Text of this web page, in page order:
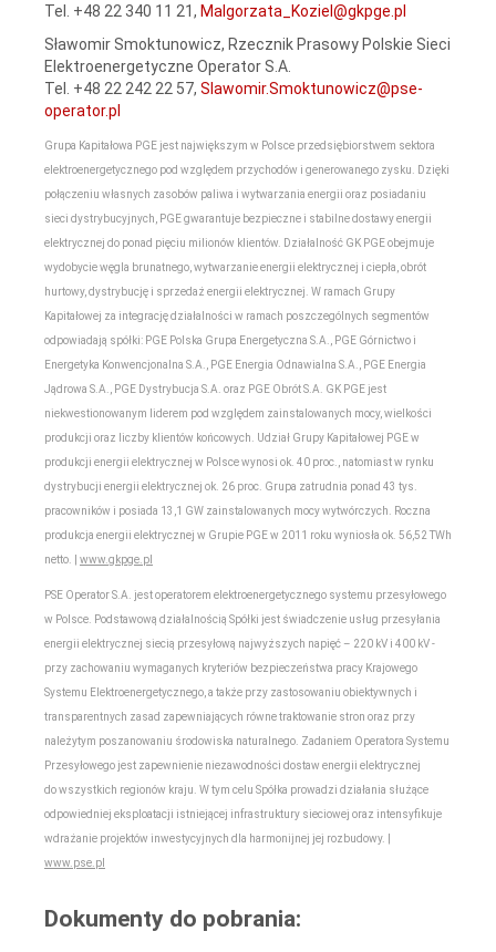
Tel. +48 22 340 11 21, Malgorzata_Koziel@gkpge.pl
Sławomir Smoktunowicz, Rzecznik Prasowy Polskie Sieci
Elektroenergetyczne Operator S.A.
Tel. +48 22 242 22 57, Slawomir.Smoktunowicz@pse-
operator.pl
Grupa Kapitałowa PGE jest największym w Polsce przedsiębiorstwem sektora
elektroenergetycznego pod względem przychodów i generowanego zysku. Dzięki
połączeniu własnych zasobów paliwa i wytwarzania energii oraz posiadaniu
sieci dystrybucyjnych, PGE gwarantuje bezpieczne i stabilne dostawy energii
elektrycznej do ponad pięciu milionów klientów. Działalność GK PGE obejmuje
wydobycie węgla brunatnego, wytwarzanie energii elektrycznej i ciepła, obrót
hurtowy, dystrybucję i sprzedaż energii elektrycznej. W ramach Grupy
Kapitałowej za integrację działalności w ramach poszczególnych segmentów
odpowiadają spółki: PGE Polska Grupa Energetyczna S.A., PGE Górnictwo i
Energetyka Konwencjonalna S.A., PGE Energia Odnawialna S.A., PGE Energia
Jądrowa S.A., PGE Dystrybucja S.A. oraz PGE Obrót S.A. GK PGE jest
niekwestionowanym liderem pod względem zainstalowanych mocy, wielkości
produkcji oraz liczby klientów końcowych. Udział Grupy Kapitałowej PGE w
produkcji energii elektrycznej w Polsce wynosi ok. 40 proc., natomiast w rynku
dystrybucji energii elektrycznej ok. 26 proc. Grupa zatrudnia ponad 43 tys.
pracowników i posiada 13,1 GW zainstalowanych mocy wytwórczych. Roczna
produkcja energii elektrycznej w Grupie PGE w 2011 roku wyniosła ok. 56,52 TWh
netto. | www.gkpge.pl
PSE Operator S.A. jest operatorem elektroenergetycznego systemu przesyłowego
w Polsce. Podstawową działalnością Spółki jest świadczenie usług przesyłania
energii elektrycznej siecią przesyłową najwyższych napięć – 220 kV i 400 kV -
przy zachowaniu wymaganych kryteriów bezpieczeństwa pracy Krajowego
Systemu Elektroenergetycznego, a także przy zastosowaniu obiektywnych i
transparentnych zasad zapewniających równe traktowanie stron oraz przy
należytym poszanowaniu środowiska naturalnego. Zadaniem Operatora Systemu
Przesyłowego jest zapewnienie niezawodności dostaw energii elektrycznej
do wszystkich regionów kraju. W tym celu Spółka prowadzi działania służące
odpowiedniej eksploatacji istniejącej infrastruktury sieciowej oraz intensyfikuje
wdrażanie projektów inwestycyjnych dla harmonijnej jej rozbudowy. |
www.pse.pl
Dokumenty do pobrania: